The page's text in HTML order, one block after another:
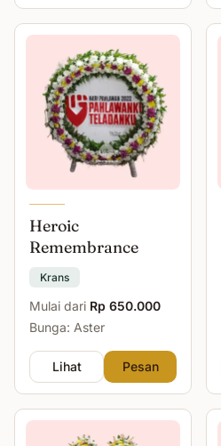
Heroic
Remembrance
Krans
Mulai dari Rp 650.000
Bunga: Aster
Lihat Pesan